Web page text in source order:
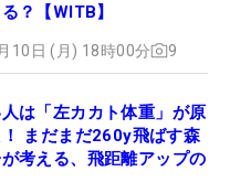
？【WITB】
10日 (月) 18時00分 9
は「左カカト体重」が原
！ まだまだ260y飛ばす森
考える、飛距離アップの